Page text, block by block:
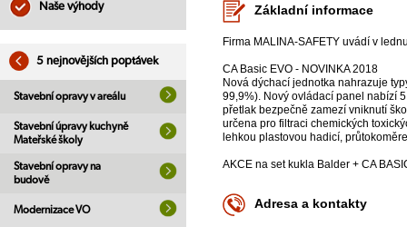
Naše výhody
5 nejnovějších poptávek
Stavební opravy v areálu
Stavební úpravy kuchyně
Mateřské školy
Stavební opravy na
budově
Modernizace VO
Základní informace
Firma MALINA-SAFETY uvádí v
CA Basic EVO - NOVINKA 2018
Nová dýchací jednotka nahrazuje
99,9%). Nový ovládací panel nabízí
přetlak bezpečně zamezí vniknutí
určena pro filtraci chemických
lehkou plastovou hadicí,
AKCE na set kukla Balder + CA
Adresa a kontakty